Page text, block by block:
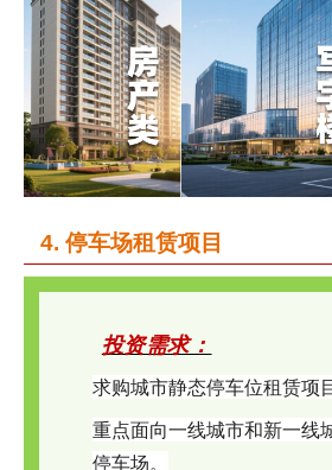
4. 停车场租赁项目
投资需求：
求购城市静态停车位租赁项
重点面向一线城市和新一线
停车场。